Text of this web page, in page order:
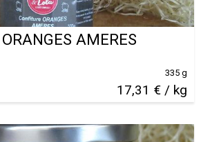
AMERES
17,31 € / kg
335 g